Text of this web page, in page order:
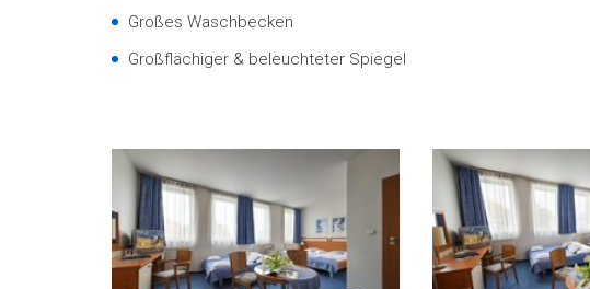
Großes Waschbecken
Großflächiger & beleuchteter Spiegel